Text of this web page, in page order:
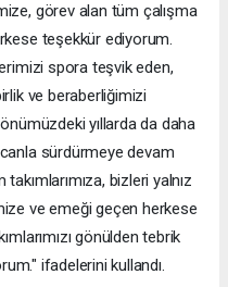
görev alan tüm çalışma
teşekkür ediyorum.
spora teşvik eden,
ve beraberliğimizi
yıllarda da daha
sürdürmeye devam
bizleri yalnız
ve emeği geçen herkese
gönülden tebrik
ifadelerini kullandı.